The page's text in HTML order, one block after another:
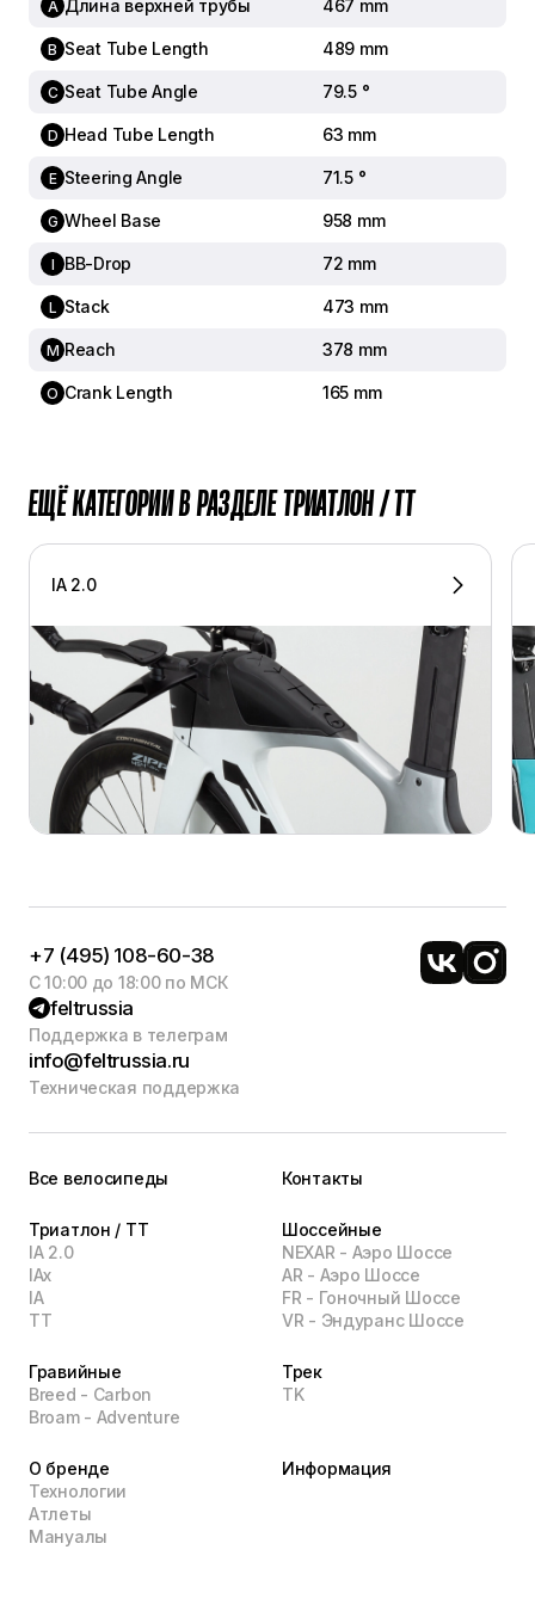
ISM PS1.0
Подседельный штырь
Felt Aero TRI IL 1.0 VM
ДОПОЛНИТЕЛЬНО
Максимальная нагрузка
129kg
Цвет
Surfmist Geo
Uci approved
Вес
A Длина верхней трубы 467 mm
B Seat Tube Length 489 mm
C Seat Tube Angle 79.5 °
D Head Tube Length 63 mm
E Steering Angle 71.5 °
G Wheel Base 958 mm
I BB-Drop 72 mm
L Stack 473 mm
M Reach 378 mm
O Crank Length 165 mm
ЕЩЁ КАТЕГОРИИ В РАЗДЕЛЕ ТРИАТЛОН / TT
IA 2.0
Все велосипеды
Триатлон / TT
IA 2.0
IAx
IA
TT
Шоссейные
NEXAR - Аэро Шоссе
AR - Аэро Шоссе
FR - Гоночный Шоссе
VR - Эндуранс Шоссе
Гравийные
Breed - Carbon
Broam - Adventure
Трек
TK
О бренде
Технологии
Атлеты
Мануалы
Информация
Контакты
+7 (495) 108-60-38
С 10:00 до 18:00 по МСК
feltrussia
Поддержка в телеграм
info@feltrussia.ru
Техническая поддержка